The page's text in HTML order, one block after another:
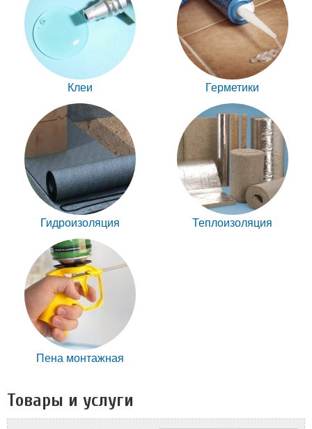
Клеи Герметики
Гидроизоляция Теплоизоляция
Пена монтажная
Товары и услуги